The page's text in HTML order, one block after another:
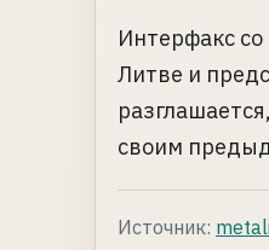
Интерфакс
Литве и
своим
Источник: